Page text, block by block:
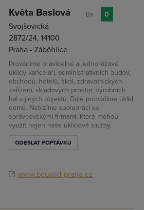
Květa Baslová
Svojšovická
2872/24, 14100
Praha - Záběhlice
Provádíme pravidelné a jednorázové
úklidy kanceláří, administrativních budov,
obchodů, hotelů, škol, zdravotnických
zařízení, skladových prostor, výrobních
hal a jiných objektů. Dále provádíme úklid
domů. Nabízíme spolupráci se
správcovskými firmami, které mohou
využít nejen naše úklidové služby.
ODESLAT POPTÁVKU
www.bcuklid-praha.cz
0x 0